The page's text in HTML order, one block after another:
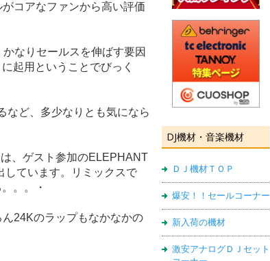
DJ機材・音楽機材
ＤＪ機材ＴＯＰ
爆安！！セールコーナー
新入荷の機材
激安アナログＤＪセット
コアなファンから高い評価
なりセールスを伸ばす要因
起用ということでびっく
など、多少なりとも気になら
、ゲスト参加のELEPHANT
しています。リミックスで
。。・
24Kのラップもなかなかの